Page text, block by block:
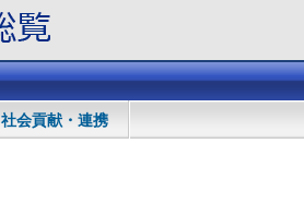
社会貢献・連携